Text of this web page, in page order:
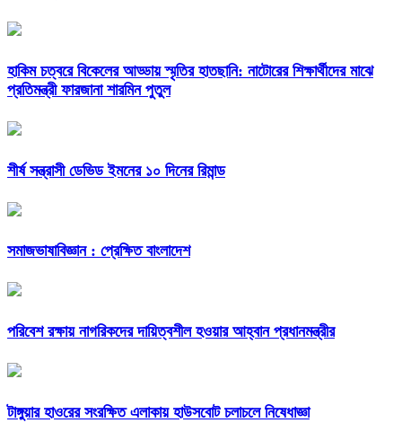
হাকিম চত্বরে বিকেলের আড্ডায় স্মৃতির হাতছানি: নাটোরের শিক্ষার্থীদের মাঝে
প্রতিমন্ত্রী ফারজানা শারমিন পুতুল
শীর্ষ সন্ত্রাসী ডেভিড ইমনের ১০ দিনের রিমান্ড
সমাজভাষাবিজ্ঞান : প্রেক্ষিত বাংলাদেশ
পরিবেশ রক্ষায় নাগরিকদের দায়িত্বশীল হওয়ার আহ্বান প্রধানমন্ত্রীর
টাঙ্গুয়ার হাওরের সংরক্ষিত এলাকায় হাউসবোট চলাচলে নিষেধাজ্ঞা